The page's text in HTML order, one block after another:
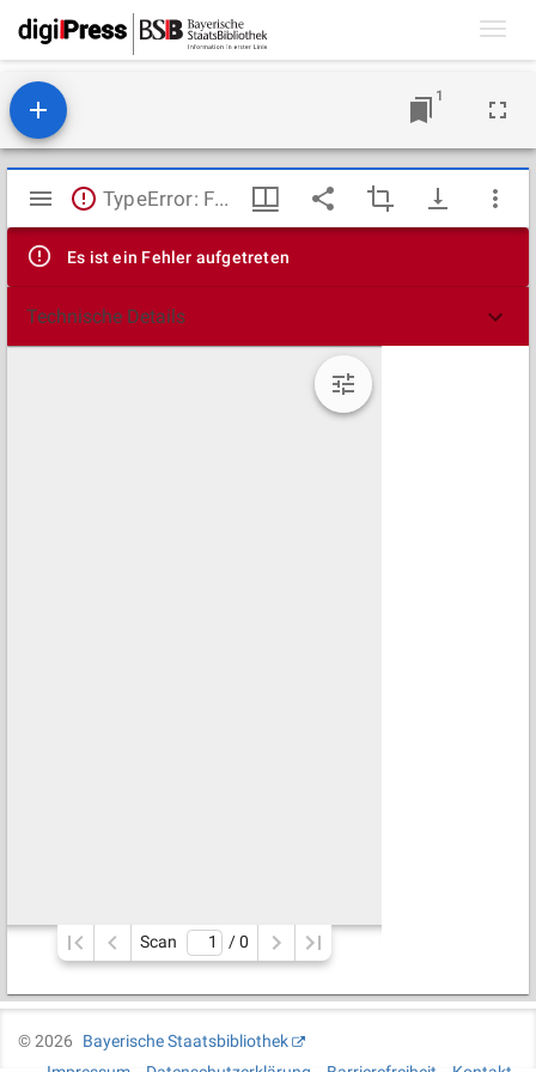
1
Mirador
Viewer
TypeError: Failed to fetch
Es ist ein Fehler aufgetreten
Technische Details
Scan / 0
©2026
Bayerische Staatsbibliothek